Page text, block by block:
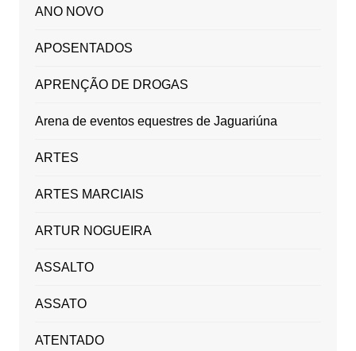
ANO NOVO
APOSENTADOS
APRENÇÃO DE DROGAS
Arena de eventos equestres de Jaguariúna
ARTES
ARTES MARCIAIS
ARTUR NOGUEIRA
ASSALTO
ASSATO
ATENTADO